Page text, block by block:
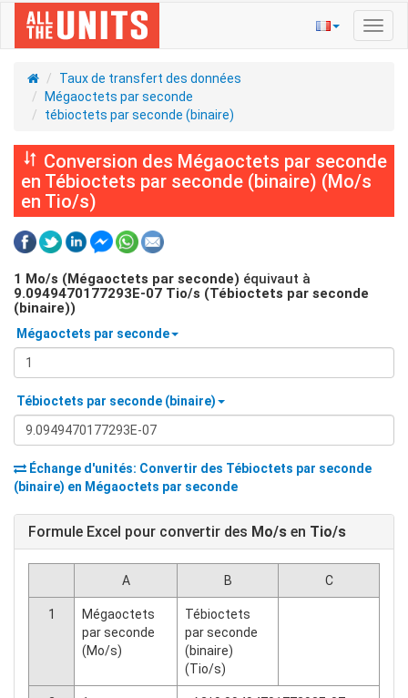
la
Taux de transfert des données
Mégaoctets par seconde
tébioctets par seconde (binaire)
Conversion des Mégaoctets par seconde
en Tébioctets par seconde (binaire) (Mo/s
en Tio/s)
1 Mo/s (Mégaoctets par seconde) équivaut à
9.0949470177293E-07 Tio/s (Tébioctets par seconde
(binaire))
Mégaoctets par seconde
Tébioctets par seconde (binaire)
Échange d'unités: Convertir des Tébioctets par seconde
(binaire) en Mégaoctets par seconde
Formule Excel pour convertir des Mo/s en Tio/s
A B C
1
Mégaoctets
par seconde
(Mo/s)
Tébioctets
par seconde
(binaire)
(Tio/s)